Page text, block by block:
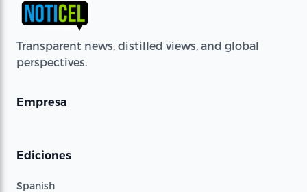
Transparent news, distilled views, and global
perspectives.
Empresa
Ediciones
Spanish